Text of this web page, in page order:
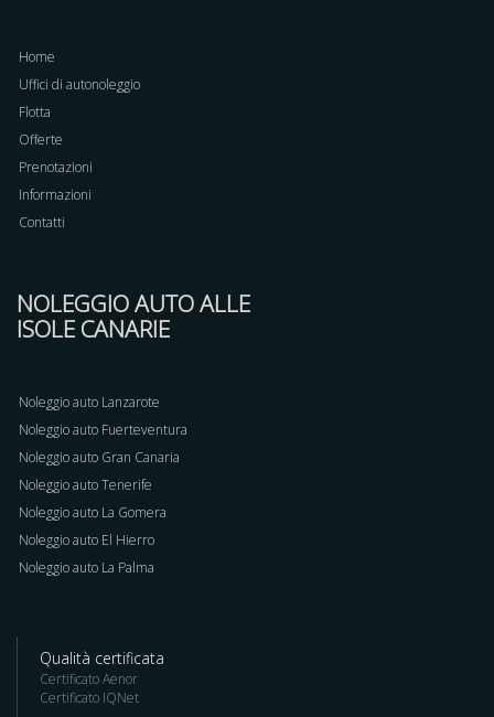
Home
Uffici di autonoleggio
Flotta
Offerte
Prenotazioni
Informazioni
Contatti
NOLEGGIO AUTO ALLE
ISOLE CANARIE
Noleggio auto Lanzarote
Noleggio auto Fuerteventura
Noleggio auto Gran Canaria
Noleggio auto Tenerife
Noleggio auto La Gomera
Noleggio auto El Hierro
Noleggio auto La Palma
Qualità certificata
Certificato Aenor
Certificato IQNet